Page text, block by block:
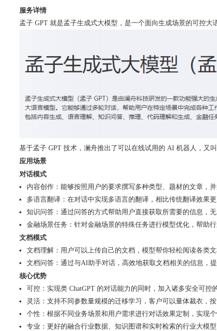
服务详情
孟子 GPT 就是孟子生成式大模型，是一个面向生成场景的可控
基于孟子 GPT 技术，澜舟推出了可以在线试用的 AI 机器人，又
应用场景
对话模式
内容创作：能够按照用户的要求撰写多种类型、题材的文章，
多语言翻译：在对话中实现多语言的翻译，相比传统翻译效果
知识问答：通过问答的方式帮助用户直接获取所需要的信息，
金融场景任务：针对金融场景的特殊任务进行模型优化，帮助
文档模式
文档理解：用户可以上传自己的文档，模型帮你轻松阅读各类
文档问答：通过与AI助手对话，高效地获取文档相关的信息，
核心优势
可控：实现类 ChatGPT 的对话能力的同时，加入诸多安全可控
灵活：支持不同参数量规模的迁移学习，客户可以量体裁衣，
个性：根据不同业务场景和用户需求进行对话效果定制，实现
专业：更好的融合行业数据、知识图谱和实时检索的行业大模